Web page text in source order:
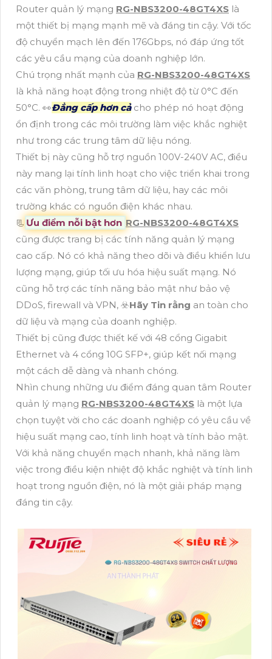
Router quản lý mạng RG-NBS3200-48GT4XS là
một thiết bị mạng mạnh mẽ và đáng tin cậy. Với tốc
độ chuyển mạch lên đến 176Gbps, nó đáp ứng tốt
các yêu cầu mạng của doanh nghiệp lớn.
Chú trọng nhất mạnh của RG-NBS3200-48GT4XS
là khả năng hoạt động trong nhiệt độ từ 0°C đến
50°C. ️👀Đẳng cấp hơn cảcho phép nó hoạt động
ổn định trong các môi trường làm việc khắc nghiệt
như trong các trung tâm dữ liệu nóng.
Thiết bị này cũng hỗ trợ nguồn 100V-240V AC, điều
này mang lại tính linh hoạt cho việc triển khai trong
các văn phòng, trung tâm dữ liệu, hay các môi
trường khác có nguồn điện khác nhau.
📃 Ưu điểm nỗi bật hơn RG-NBS3200-48GT4XS
cũng được trang bị các tính năng quản lý mạng
cao cấp. Nó có khả năng theo dõi và điều khiển lưu
lượng mạng, giúp tối ưu hóa hiệu suất mạng. Nó
cũng hỗ trợ các tính năng bảo mật như bảo vệ
DDoS, firewall và VPN, ☣️Hãy Tin rằng an toàn cho
dữ liệu và mạng của doanh nghiệp.
Thiết bị cũng được thiết kế với 48 cổng Gigabit
Ethernet và 4 cổng 10G SFP+, giúp kết nối mạng
một cách dễ dàng và nhanh chóng.
Nhìn chung những ưu điểm đáng quan tâm Router
quản lý mạng RG-NBS3200-48GT4XS là một lựa
chọn tuyệt vời cho các doanh nghiệp có yêu cầu về
hiệu suất mạng cao, tính linh hoạt và tính bảo mật.
Với khả năng chuyển mạch nhanh, khả năng làm
việc trong điều kiện nhiệt độ khắc nghiệt và tính linh
hoạt trong nguồn điện, nó là một giải pháp mạng
đáng tin cậy.